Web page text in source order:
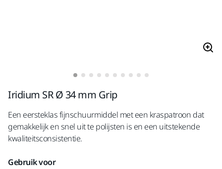
Iridium SR Ø 34 mm Grip
Een eersteklas fijnschuurmiddel met een kraspatroon dat
gemakkelijk en snel uit te polijsten is en een uitstekende
kwaliteitsconsistentie.
Gebruik voor